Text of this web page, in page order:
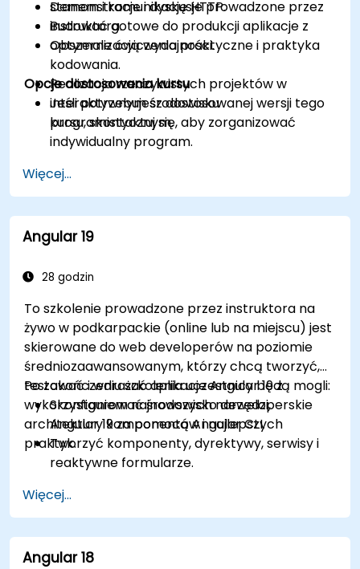
stanem i komunikację HTTP.
Budować gotowe do produkcji aplikacje z
optymalizacją wydajności.
Demonstracje i dyskusje prowadzone przez
instruktora.
Obszerne ćwiczenia praktyczne i praktyka
kodowania.
Realizacja rzeczywistych projektów w
interaktywnym środowisku
programistycznym.
Opcje dostosowania kursu
Jeśli potrzebujesz dostosowanej wersji tego
kursu, skontaktuj się, aby zorganizować
indywidualny program.
Więcej...
Angular 19
28 godzin
To szkolenie prowadzone przez instruktora na
żywo w podkarpackie (online lub na miejscu) jest
skierowane do web developerów na poziomie
średniozaawansowanym, którzy chcą tworzyć,
testować i wdrażać aplikacje Angular 19 z
wykorzystaniem najnowszych narzędzi,
architektury komponentów i najlepszych
praktyk.
Po zakończeniu szkolenia uczestnicy będą mogli:
Skonfigurować środowisko deweloperskie
Angular 19 za pomocą Angular CLI.
Tworzyć komponenty, dyrektywy, serwisy i
reaktywne formularze.
zarządzania stanem za pomocą RxJS i
sygnałów.
Budować, testować i wdrażać gotowe do
produkcji aplikacje Angular.
Więcej...
Angular 18